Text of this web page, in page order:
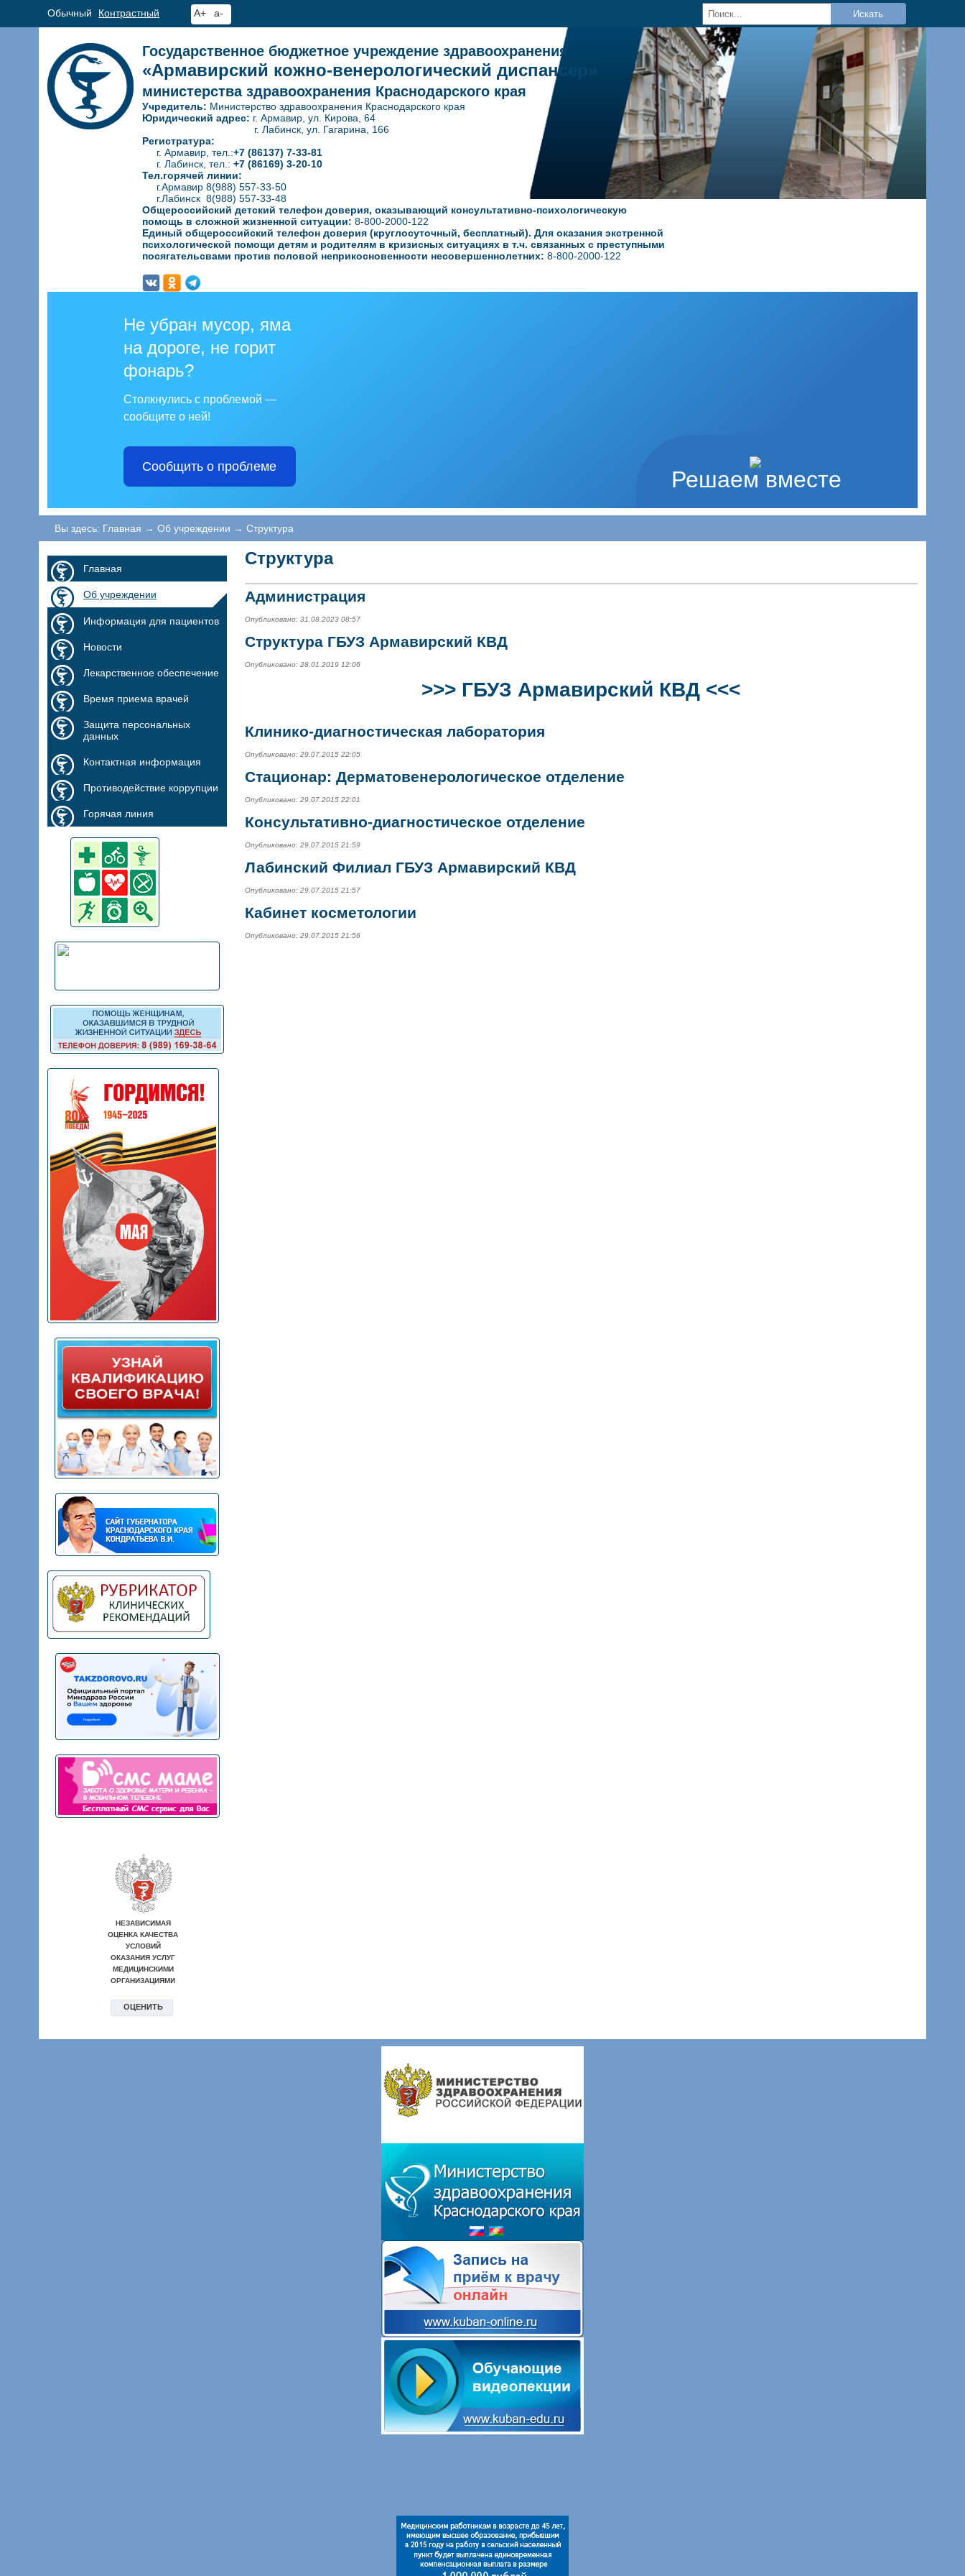
Обычный Контрастный A+ a- Искать
Государственное бюджетное учреждение здравоохранения
«Армавирский кожно-венерологический диспансер»
министерства здравоохранения Краснодарского края
Учредитель: Министерство здравоохранения Краснодарского края
Юридический адрес: г. Армавир, ул. Кирова, 64
г. Лабинск, ул. Гагарина, 166
Регистратура:
г. Армавир, тел.:+7 (86137) 7-33-81
г. Лабинск, тел.:+7 (86169) 3-20-10
Тел.горячей линии:
г.Армавир 8(988) 557-33-50
г.Лабинск 8(988) 557-33-48
Общероссийский детский телефон доверия, оказывающий консультативно-психологическую
помощь в сложной жизненной ситуации:8-800-2000-122
Единый общероссийский телефон доверия (круглосуточный, бесплатный). Для оказания экстренной
психологической помощи детям и родителям в кризисных ситуациях в т.ч. связанных с преступными
посягательсвами против половой неприкосновенности несовершеннолетних: 8-800-2000-122
Решаем вместе
Не убран мусор, яма
на дороге, не горит
фонарь?
Столкнулись с проблемой —
сообщите о ней!
Сообщить о проблеме
Вы здесь: Главная →Об учреждении →Структура
Главная
Об учреждении
Информация для пациентов
Новости
Лекарственное обеспечение
Время приема врачей
Защита персональных
данных
Контактная информация
Противодействие коррупции
Горячая линия
Структура
Администрация
Опубликовано: 31.08.2023 08:57
Структура ГБУЗ Армавирский КВД
Опубликовано: 28.01.2019 12:06
>>> ГБУЗ Армавирский КВД <<<
Клинико-диагностическая лаборатория
Опубликовано: 29.07.2015 22:05
Стационар: Дерматовенерологическое отделение
Опубликовано: 29.07.2015 22:01
Консультативно-диагностическое отделение
Опубликовано: 29.07.2015 21:59
Лабинский Филиал ГБУЗ Армавирский КВД
Опубликовано: 29.07.2015 21:57
Кабинет косметологии
Опубликовано: 29.07.2015 21:56